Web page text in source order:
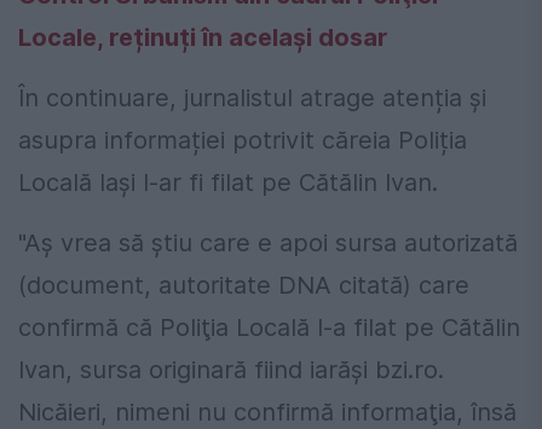
Locale, reținuți în același dosar
În continuare, jurnalistul atrage atenția și
asupra informației potrivit căreia Poliția
Locală Iași l-ar fi filat pe Cătălin Ivan.
"Aş vrea să ştiu care e apoi sursa autorizată
(document, autoritate DNA citată) care
confirmă că Poliţia Locală l-a filat pe Cătălin
Ivan, sursa originară fiind iarăşi bzi.ro.
Nicăieri, nimeni nu confirmă informaţia, însă